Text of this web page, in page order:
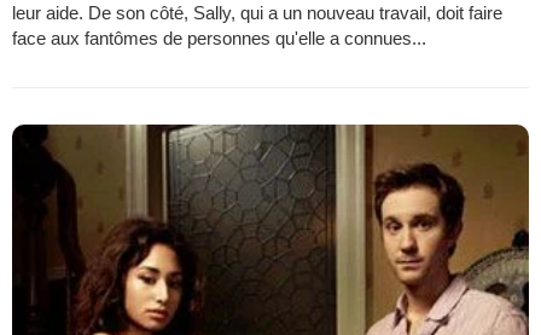
leur aide. De son côté, Sally, qui a un nouveau travail, doit faire
face aux fantômes de personnes qu'elle a connues...